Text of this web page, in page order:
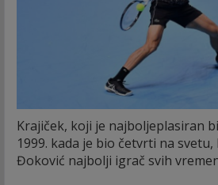
Krajiček, koji je najboljeplasiran
1999. kada je bio četvrti na
Đoković najbolji igrač svih